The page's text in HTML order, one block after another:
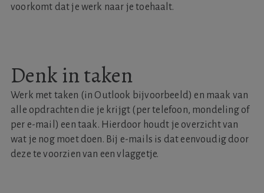
voorkomt dat je werk naar je toehaalt.
Denk in taken
Werk met taken (in Outlook bijvoorbeeld) en maak van
alle opdrachten die je krijgt (per telefoon, mondeling of
per e-mail) een taak. Hierdoor houdt je overzicht van
wat je nog moet doen. Bij e-mails is dat eenvoudig door
deze te voorzien van een vlaggetje.